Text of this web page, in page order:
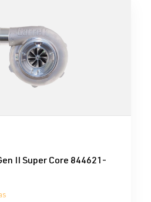
0 de 5 estrellas
II Super Core 844621-